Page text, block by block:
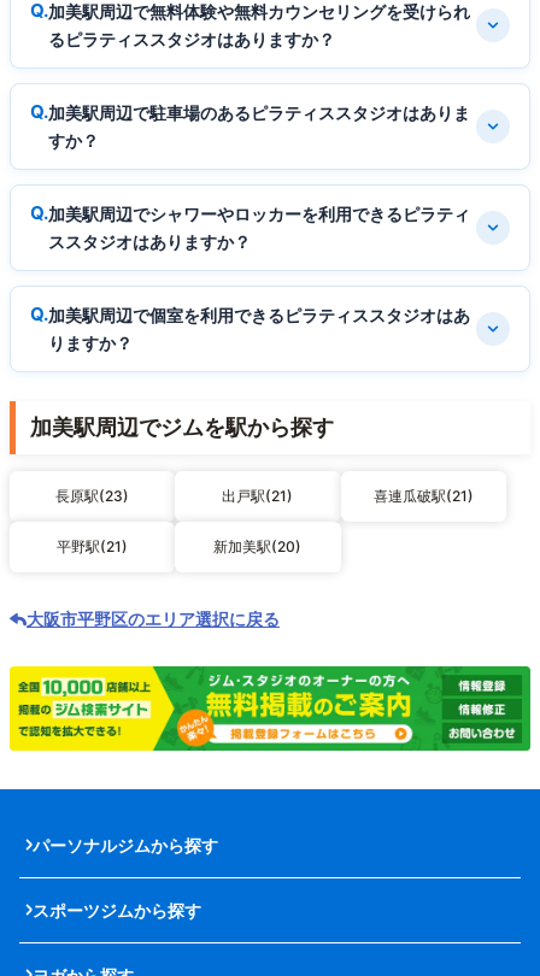
加美駅周辺で無料体験や無料カウンセリングを受けられ
るピラティススタジオはありますか？
加美駅周辺で駐車場のあるピラティススタジオはありま
すか？
加美駅周辺でシャワーやロッカーを利用できるピラティ
ススタジオはありますか？
加美駅周辺で個室を利用できるピラティススタジオはあ
りますか？
加美駅周辺でジムを駅から探す
長原駅(23) 出戸駅(21) 喜連瓜破駅(21)
平野駅(21) 新加美駅(20)
大阪市平野区のエリア選択に戻る
パーソナルジムから探す
スポーツジムから探す